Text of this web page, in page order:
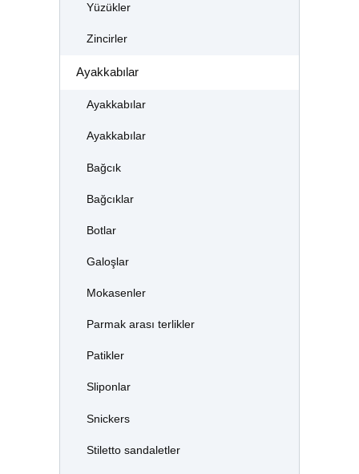
Yüzükler
Zincirler
Ayakkabılar
Ayakkabılar
Ayakkabılar
Bağcık
Bağcıklar
Botlar
Galoşlar
Mokasenler
Parmak arası terlikler
Patikler
Sliponlar
Snickers
Stiletto sandaletler